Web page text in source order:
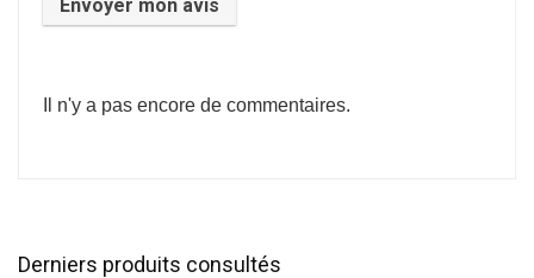
Il n'y a pas encore de commentaires.
Derniers produits consultés